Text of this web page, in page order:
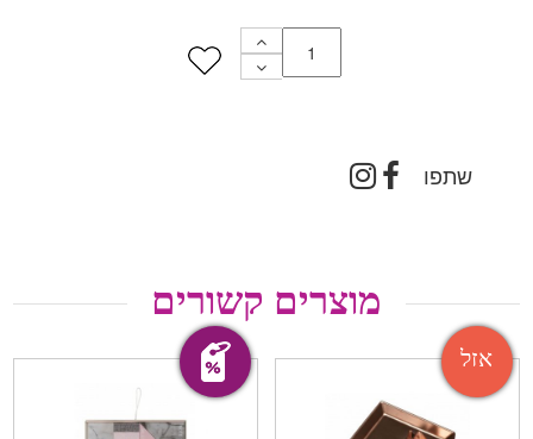
שתפו
מוצרים קשורים
מבצע!
אזל